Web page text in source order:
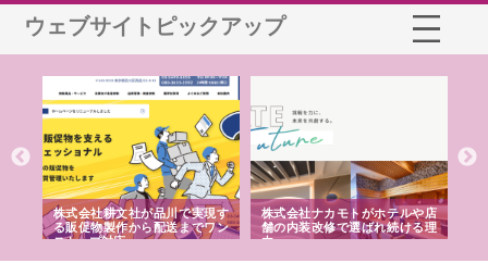
ウェブサイトピックアップ
株式会社耕文社が品川で実現す
る販促物製作から配送までワン
ストップ対応
株式会社ナカモトがホテルや店
舗の内装改修で選ばれ続ける理
由